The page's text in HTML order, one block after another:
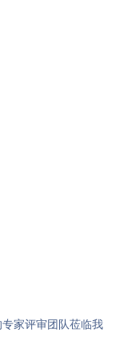
家评审团队莅临我